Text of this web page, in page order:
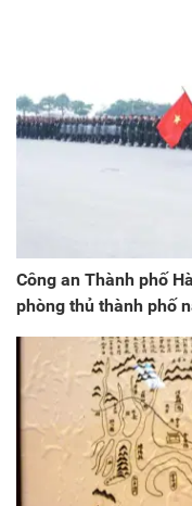
Công an Thành phố
phòng thủ thành phố